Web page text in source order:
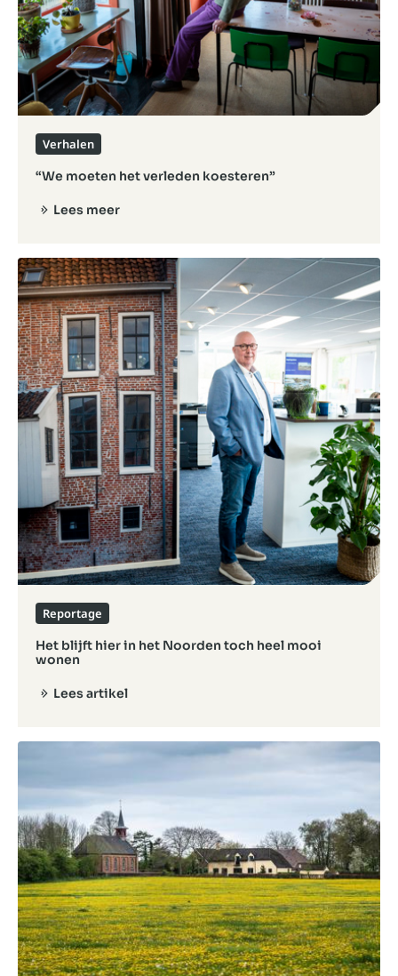
“We moeten het verleden koesteren”
Verhalen
Lees meer
Het blijft hier in het Noorden toch heel mooi
wonen
Reportage
Lees artikel